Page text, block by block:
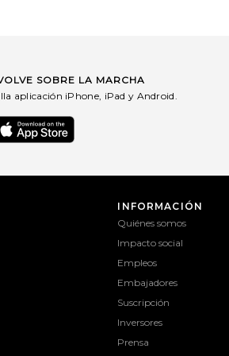
SOBRE LA MARCHA
aplicación iPhone, iPad y Android.
INFORMACIÓN
Quiénes somos
Impacto social
Empleos
Embajadores
Suscripción
Inversores
Prensa